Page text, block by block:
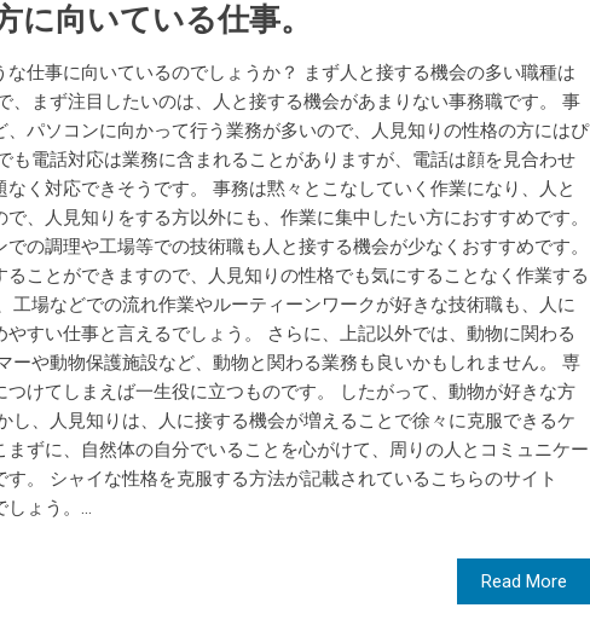
に向いている仕事。
仕事に向いているのでしょうか？ まず人と接する機会の多い職種は
、まず注目したいのは、人と接する機会があまりない事務職です。 事
パソコンに向かって行う業務が多いので、人見知りの性格の方にはぴ
も電話対応は業務に含まれることがありますが、電話は顔を見合わせ
く対応できそうです。 事務は黙々とこなしていく作業になり、人と
、人見知りをする方以外にも、作業に集中したい方におすすめです。
の調理や工場等での技術職も人と接する機会が少なくおすすめです。
ことができますので、人見知りの性格でも気にすることなく作業する
工場などでの流れ作業やルーティーンワークが好きな技術職も、人に
すい仕事と言えるでしょう。 さらに、上記以外では、動物に関わる
ーや動物保護施設など、動物と関わる業務も良いかもしれません。 専
けてしまえば一生役に立つものです。 したがって、動物が好きな方
し、人見知りは、人に接する機会が増えることで徐々に克服できるケ
ずに、自然体の自分でいることを心がけて、周りの人とコミュニケー
。 シャイな性格を克服する方法が記載されているこちらのサイト
ょう。...
Read More